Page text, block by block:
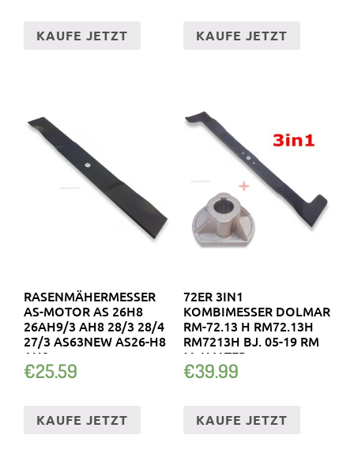
KAUFE JETZT KAUFE JETZT
RASENMÄHERMESSER
AS-MOTOR AS 26H8
26AH9/3 AH8 28/3 28/4
27/3 AS63NEW AS26-H8
AH9
€25.59
KAUFE JETZT
72ER 3IN1
KOMBIMESSER DOLMAR
RM-72.13 H RM72.13H
RM7213H BJ. 05-19 RM
M. HALTER
€39.99
KAUFE JETZT